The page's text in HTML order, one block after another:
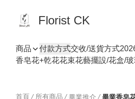
Florist CK
商品 付款方式交收/送貨方式
香皂花+乾花花束花藝擺設/花盒/
首頁 / 所有商品 / 畢業推介 / 畢業香皂